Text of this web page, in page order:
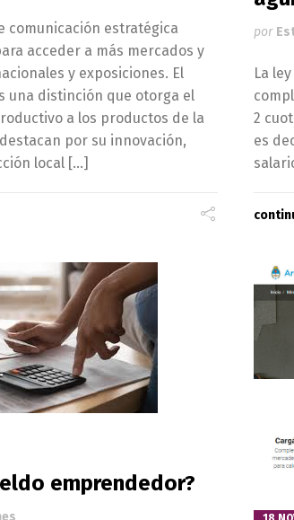
comunicación estratégica
acceder a más mercados y
y exposiciones. El
una distinción que otorga el
a los productos de la
por su innovación,
local […]
por
La
2
es
emprendedor?